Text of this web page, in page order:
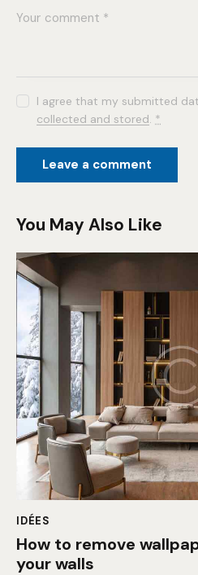
I agree that my submitted
collected and stored. *
You May Also Like
IDÉES
How to remove
your walls